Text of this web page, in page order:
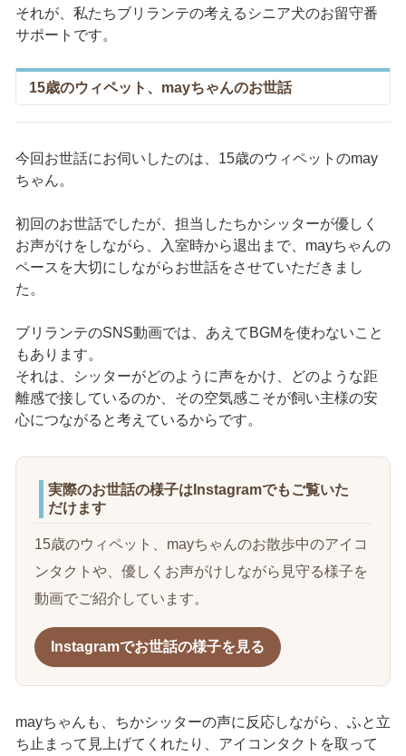
それが、私たちブリランテの考えるシニア犬のお留守番
サポートです。
15歳のウィペット、mayちゃんのお世話
今回お世話にお伺いしたのは、15歳のウィペットのmay
ちゃん。
初回のお世話でしたが、担当したちかシッターが優しく
お声がけをしながら、入室時から退出まで、mayちゃんの
ペースを大切にしながらお世話をさせていただきまし
た。
ブリランテのSNS動画では、あえてBGMを使わないこと
もあります。
それは、シッターがどのように声をかけ、どのような距
離感で接しているのか、その空気感こそが飼い主様の安
心につながると考えているからです。
実際のお世話の様子はInstagramでもご覧いた
だけます
15歳のウィペット、mayちゃんのお散歩中のアイコ
ンタクトや、優しくお声がけしながら見守る様子を
動画でご紹介しています。
Instagramでお世話の様子を見る
mayちゃんも、ちかシッターの声に反応しながら、ふと立
ち止まって見上げてくれたり、アイコンタクトを取って